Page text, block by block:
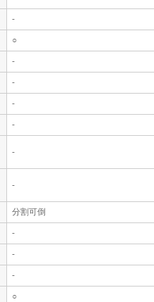
-
○
-
-
-
-
-
-
分割可倒
-
-
-
○